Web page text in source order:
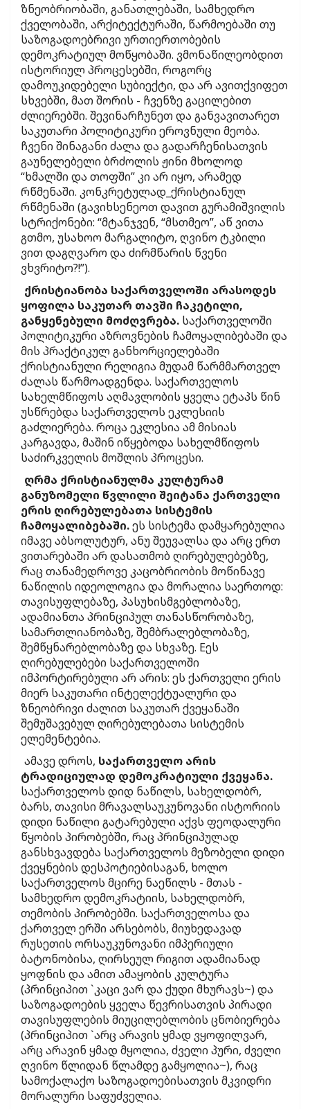
ზნეობრიობაში, განათლებაში, სამხედრო
ქველობაში, არქიტექტურაში, წარმოებაში თუ
საზოგადოებრივი ურთიერთობების
დემოკრატიულ მოწყობაში. ვმონაწილეობდით
ისტორიულ პროცესებში, როგორც
დამოუკიდებელი სუბიექტი, და არ ავითქვიფეთ
სხვებში, მათ შორის - ჩვენზე გაცილებით
ძლიერებში. შევინარჩუნეთ და განვავითარეთ
საკუთარი პოლიტიკური ეროვნული მეობა.
ჩვენი შინაგანი ძალა და გადარჩენისათვის
გაუნელებელი ბრძოლის ჟინი მხოლოდ
“ხმალში და თოფში” კი არ იყო, არამედ
რწმენაში. კონკრეტულად_ქრისტიანულ
რწმენაში (გავიხსენეოთ დავით გურამიშვილის
სტრიქონები: “მტანჯვენ, “მსთმეო”, აწ ვითა
გთმო, უსახოო მარგალიტო, ღვინო ტკბილი
ვით დაგღვარო და ძირმწარის წვენი
ვხვრიტო?!”).
ქრისტიანობა საქართველოში არასოდეს
ყოფილა საკუთარ თავში ჩაკეტილი,
განყენებული მოძღვრება. საქართველოში
პოლიტიკური აზროვნების ჩამოყალიბებაში და
მის პრაქტიკულ განხორციელებაში
ქრისტიანული რელიგია მუდამ წარმმართველ
ძალას წარმოადგენდა. საქართველოს
სახელმწიფოს აღმავლობის ყველა ეტაპს წინ
უსწრებდა საქართველოს ეკლესიის
გაძლიერება. როცა ეკლესია ამ მისიას
კარგავდა, მაშინ იწყებოდა სახელმწიფოს
საძირკველის მოშლის პროცესი.
ღრმა ქრისტიანულმა კულტურამ
განუზომელი წვლილი შეიტანა ქართველი
ერის ღირებულებათა სისტემის
ჩამოყალიბებაში.ეს სისტემა დამყარებულია
იმავე აბსოლუტურ, ანუ შეუვალსა და არც ერთ
ვითარებაში არ დასათმობ ღირებულებებზე,
რაც თანამედროვე კაცობრიობის მოწინავე
ნაწილის იდეოლოგია და მორალია საერთოდ:
თავისუფლებაზე, პასუხისმგებლობაზე,
ადამიანთა პრინციპულ თანასწორობაზე,
სამართლიანობაზე, შემბრალებლობაზე,
შემწყნარებლობაზე და სხვაზე. Eეს
ღირებულებები საქართველოში
იმპორტირებული არ არის: ეს ქართველი ერის
მიერ საკუთარი ინტელექტუალური და
ზნეობრივი ძალით საკუთარ ქვეყანაში
შემუშავებულ ღირებულებათა სისტემის
ელემენტებია.
ამავე დროს, საქართველო არის
ტრადიციულად დემოკრატიული ქვეყანა.
საქართველოს დიდ ნაწილს, სახელდობრ,
ბარს, თავისი მრავალსაუკუნოვანი ისტორიის
დიდი ნაწილი გატარებული აქვს ფეოდალური
წყობის პირობებში, რაც პრინციპულად
განსხვავდება საქართველოს მეზობელი დიდი
ქვეყნების დესპოტიებისაგან, ხოლო
საქართველოს მცირე ნაეწილს - მთას -
სამხედრო დემოკრატიის, სახელდობრ,
თემობის პირობებში. საქართველოსა და
ქართველ ერში არსებობს, მიუხედავად
რუსეთის ორსაუკუნოვანი იმპერიული
ბატონობისა, ღირსეულ რიგით ადამიანად
ყოფნის და ამით ამაყობის კულტურა
(პრინციპით `კაცი ვარ და ქუდი მხურავს~) და
საზოგადოების ყველა წევრისათვის პირადი
თავისუფლების მიუცილებლობის ცნობიერება
(პრინციპით `არც არავის ყმად ვყოფილვარ,
არც არავინ ყმად მყოლია, ძველი პური, ძველი
ღვინო წლიდან წლამდე გამყოლია~), რაც
სამოქალაქო საზოგადოებისათვის მკვიდრი
მორალური საფუძველია.